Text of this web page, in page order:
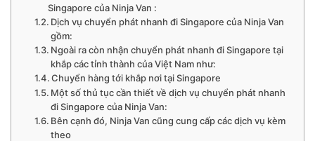
Singapore của Ninja Van :
Dịch vụ chuyển phát nhanh đi Singapore của Ninja Van
gồm:
Ngoài ra còn nhận chuyển phát nhanh đi Singapore tại
khắp các tỉnh thành của Việt Nam như:
Chuyển hàng tới khắp nơi tại Singapore
Một số thủ tục cần thiết về dịch vụ chuyển phát nhanh
đi Singapore của Ninja Van:
Bên cạnh đó, Ninja Van cũng cung cấp các dịch vụ kèm
theo